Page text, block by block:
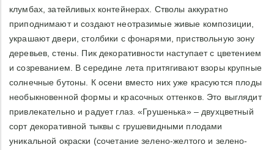
клумбах, затейливых контейнерах. Стволы аккуратно
приподнимают и создают неотразимые живые композиции,
украшают двери, столбики с фонарями, приствольную зону
деревьев, стены. Пик декоративности наступает с цветением
и созреванием. В середине лета притягивают взоры крупные
солнечные бутоны. К осени вместо них уже красуются плоды
необыкновенной формы и красочных оттенков. Это выглядит
привлекательно и радует глаз. «Грушенька» – двухцветный
сорт декоративной тыквы с грушевидными плодами
уникальной окраски (сочетание зелено-желтого и зелено-